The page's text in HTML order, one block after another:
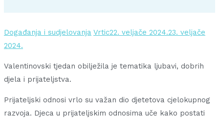
Događanja i sudjelovanja Vrtic22. veljače 2024.23. veljače
2024.
Valentinovski tjedan obilježila je tematika ljubavi, dobrih
djela i prijateljstva.
Prijateljski odnosi vrlo su važan dio djetetova cjelokupnog
razvoja. Djeca u prijateljskim odnosima uče kako postati